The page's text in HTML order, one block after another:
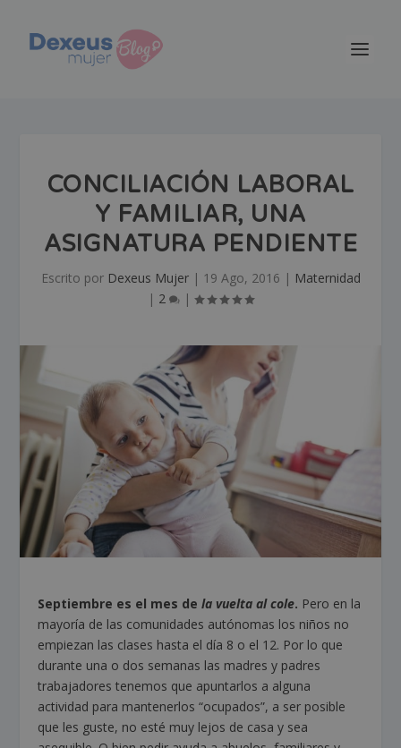
CONCILIACIÓN LABORAL
Y FAMILIAR, UNA
ASIGNATURA PENDIENTE
Escrito por Dexeus Mujer| 19 Ago, 2016 | Maternidad
| 2 |
Septiembre es el mes dela vuelta al cole. Pero en la
mayoría de las comunidades autónomas los niños no
empiezan las clases hasta el día 8 o el 12. Por lo que
durante una o dos semanas las madres y padres
trabajadores tenemos que apuntarlos a alguna
actividad para mantenerlos “ocupados”, a ser posible
que les guste, no esté muy lejos de casa y sea